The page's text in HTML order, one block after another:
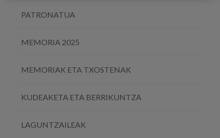
PATRONATUA
MEMORIA 2025
MEMORIAK ETA TXOSTENAK
KUDEAKETA ETA BERRIKUNTZA
LAGUNTZAILEAK